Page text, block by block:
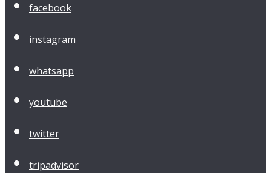
facebook
instagram
whatsapp
youtube
twitter
tripadvisor